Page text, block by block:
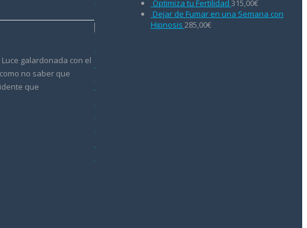
galardonada con el
no saber que
que
Optimiza tu Fertilidad 315,00€
Dejar de Fumar en una Semana con
Hipnosis 285,00€